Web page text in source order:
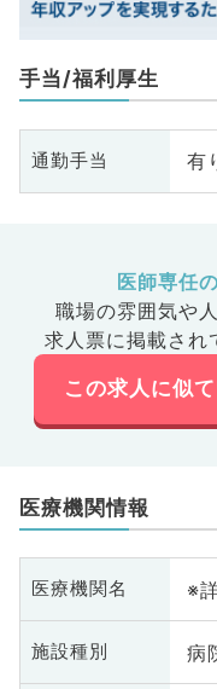
手当/福利厚生
通勤手当 有
医師専任
職場の雰囲気や人
求人票に掲載され
この求人に似
医療機関情報
医療機関名 ※
施設種別 病